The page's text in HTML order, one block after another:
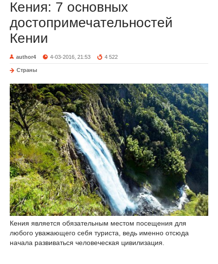
Кения: 7 основных
достопримечательностей
Кении
author4 4-03-2016, 21:53 4 522
Страны
Кения является обязательным местом посещения для
любого уважающего себя туриста, ведь именно отсюда
начала развиваться человеческая цивилизация.